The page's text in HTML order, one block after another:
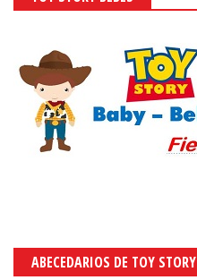
ABECEDARIOS DE TOY STORY